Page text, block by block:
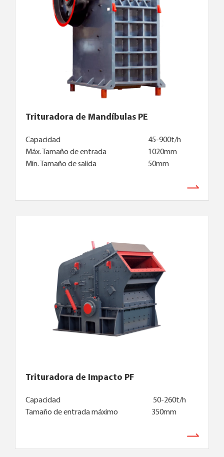
Trituradora de Mandíbulas PE
Capacidad
45-900t/h
Máx. Tamaño de entrada
1020mm
Mín. Tamaño de salida
50mm
Trituradora de Impacto PF
Capacidad
50-260t/h
Tamaño de entrada máximo
350mm